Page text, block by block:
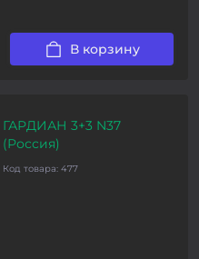
В корзину
ГАРДИАН 3+3 N37
(Россия)
Код товара: 477